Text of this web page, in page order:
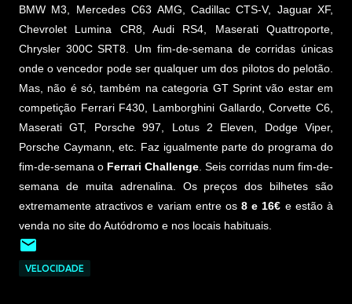
BMW M3, Mercedes C63 AMG, Cadillac CTS-V, Jaguar XF,
Chevrolet Lumina CR8, Audi RS4, Maserati Quattroporte,
Chrysler 300C SRT8. Um fim-de-semana de corridas únicas
onde o vencedor pode ser qualquer um dos pilotos do pelotão.
Mas, não é só, também na categoria GT Sprint vão estar em
competição Ferrari F430, Lamborghini Gallardo, Corvette C6,
Maserati GT, Porsche 997, Lotus 2 Eleven, Dodge Viper,
Porsche Caymann, etc. Faz igualmente parte do programa do
fim-de-semana o Ferrari Challenge . Seis corridas num fim-de-
semana de muita adrenalina. Os preços dos bilhetes são
extremamente atractivos e variam entre os8 e 16€ e estão à
venda no site do Autódromo e nos locais habituais.
VELOCIDADE